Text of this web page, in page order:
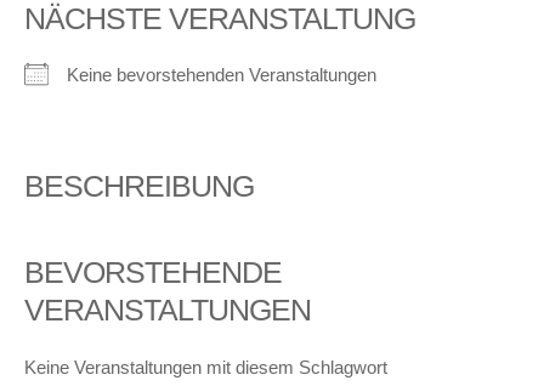
NÄCHSTE VERANSTALTUNG
Keine bevorstehenden Veranstaltungen
BESCHREIBUNG
BEVORSTEHENDE
VERANSTALTUNGEN
Keine Veranstaltungen mit diesem Schlagwort